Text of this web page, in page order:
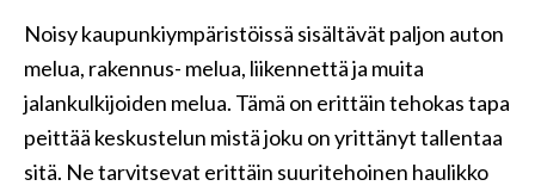
Noisy kaupunkiympäristöissä sisältävät paljon auton
melua, rakennus- melua, liikennettä ja muita
jalankulkijoiden melua. Tämä on erittäin tehokas tapa
peittää keskustelun mistä joku on yrittänyt tallentaa
sitä. Ne tarvitsevat erittäin suuritehoinen haulikko